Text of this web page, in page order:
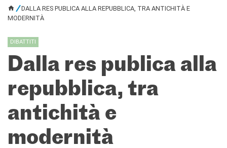
CERTIFICAZIONI
UFFICIALI DI LINGUA
SCUOLA E FORMAZIONE
Contatti
Didattica
Mobilità
Francofonia
Studenti
Riconoscimento diplomi
TU SEI QUI
DALLA RES PUBLICA ALLA REPUBBLICA, TRA ANTICHITÀ E
MODERNITÀ
DIBATTITI
Dalla res publica alla
repubblica, tra
antichità e
modernità